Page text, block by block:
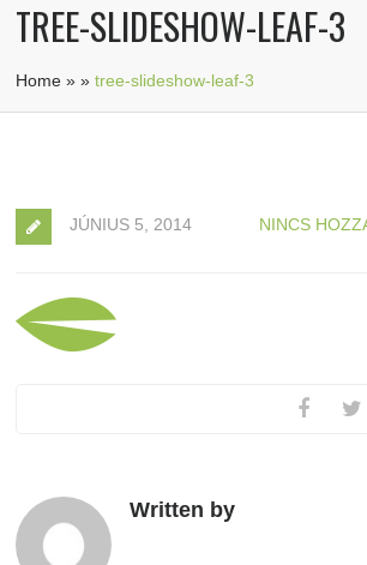
TREE-SLIDESHOW-LEAF-3
Home »»tree-slideshow-leaf-3
JÚNIUS 5, 2014 NINCS
Written by